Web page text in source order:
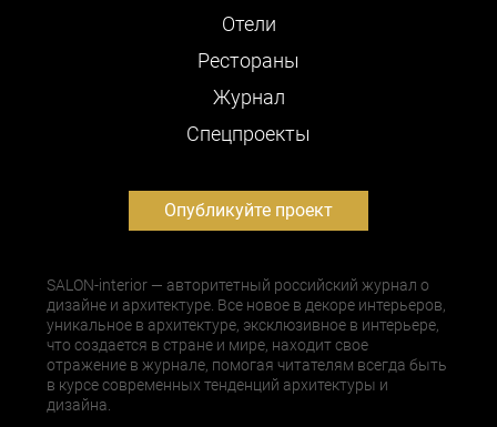
Отели
Рестораны
Журнал
Cпецпроекты
Опубликуйте проект
SALON-interior — авторитетный российский журнал о
дизайне и архитектуре. Все новое в декоре интерьеров,
уникальное в архитектуре, эксклюзивное в интерьере,
что создается в стране и мире, находит свое
отражение в журнале, помогая читателям всегда быть
в курсе современных тенденций архитектуры и
дизайна.